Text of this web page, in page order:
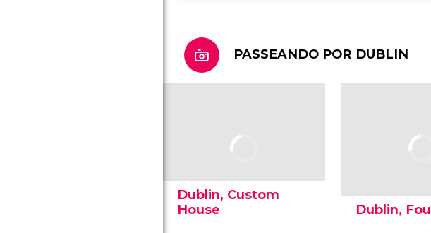
PASSEANDO POR DUBLIN
Dublin, Custom
House
Dublin,